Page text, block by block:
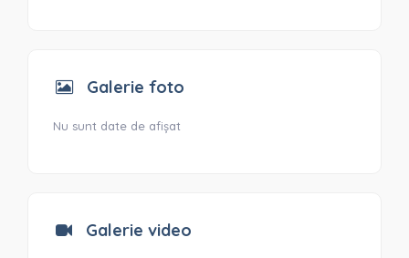
Galerie foto
Nu sunt date de afișat
Galerie video